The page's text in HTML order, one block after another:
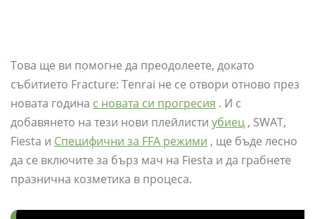
Това ще ви помогне да преодолеете, докато
събитието Fracture: Tenrai не се отвори отново през
новата година с новата си прогресия . И с
добавянето на тези нови плейлисти убиец , SWAT,
Fiesta и Специфични за FFA режими , ще бъде лесно
да се включите за бърз мач на Fiesta и да грабнете
празнична козметика в процеса.